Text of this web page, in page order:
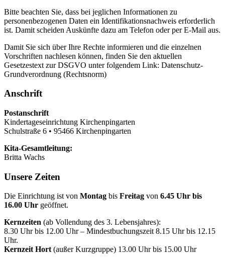
Bitte beachten Sie, dass bei jeglichen Informationen zu
personenbezogenen Daten ein Identifikationsnachweis erforderlich
ist. Damit scheiden Auskünfte dazu am Telefon oder per E-Mail aus.
Damit Sie sich über Ihre Rechte informieren und die einzelnen
Vorschriften nachlesen können, finden Sie den aktuellen
Gesetzestext zur DSGVO unter folgendem Link: Datenschutz-
Grundverordnung (Rechtsnorm)
Anschrift
Postanschrift
Kindertageseinrichtung Kirchenpingarten
Schulstraße 6 • 95466 Kirchenpingarten
Kita-Gesamtleitung:
Britta Wachs
Unsere Zeiten
Die Einrichtung ist von Montag bis Freitag von 6.45 Uhr bis
16.00 Uhr geöffnet.
Kernzeiten (ab Vollendung des 3. Lebensjahres):
8.30 Uhr bis 12.00 Uhr – Mindestbuchungszeit 8.15 Uhr bis 12.15
Uhr.
Kernzeit Hort(außer Kurzgruppe) 13.00 Uhr bis 15.00 Uhr